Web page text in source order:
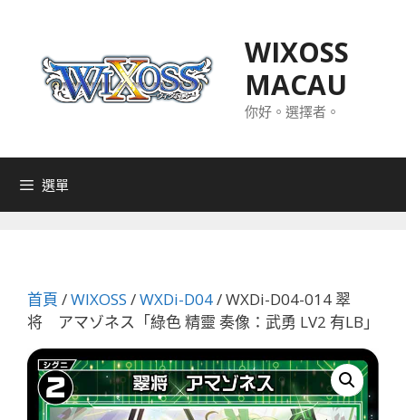
WIXOSS
MACAU
你好。選擇者。
選單
首頁 /WIXOSS /WXDi-D04/ WXDi-D04-014 翠
将 アマゾネス「綠色 精靈 奏像：武勇 LV2 有LB」